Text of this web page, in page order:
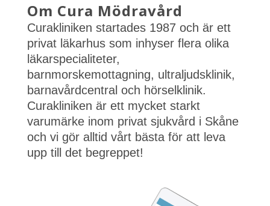
Om Cura Mödravård
Curakliniken startades 1987 och är ett
privat läkarhus som inhyser flera olika
läkarspecialiteter,
barnmorskemottagning, ultraljudsklinik,
barnavårdcentral och hörselklinik.
Curakliniken är ett mycket starkt
varumärke inom privat sjukvård i Skåne
och vi gör alltid vårt bästa för att leva
upp till det begreppet!